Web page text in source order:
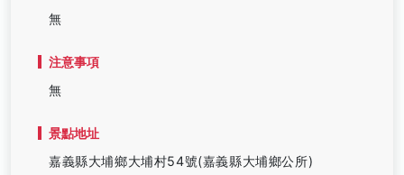
無
注意事項
無
景點地址
嘉義縣大埔鄉大埔村54號(嘉義縣大埔鄉公所)